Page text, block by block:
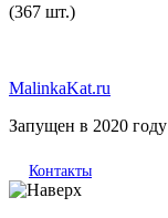
(367 шт.)
MalinkaKat.ru
Запущен в 2020 году
Контакты